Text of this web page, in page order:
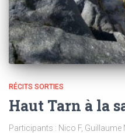
RÉCITS SORTIES
Haut Tarn à la
Participants : Nico F, Guillaume